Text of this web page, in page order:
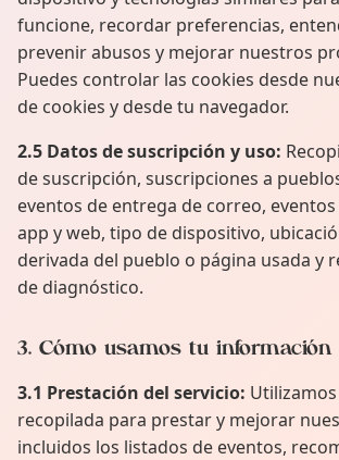
funcione, recordar preferencias,
prevenir abusos y mejorar nuestros
Puedes controlar las cookies desde
de cookies y desde tu navegador.
2.5 Datos de suscripción y uso:
de suscripción, suscripciones a
eventos de entrega de correo,
app y web, tipo de dispositivo,
derivada del pueblo o página usada y
de diagnóstico.
3. Cómo usamos tu información
3.1 Prestación del servicio:
recopilada para prestar y mejorar
incluidos los listados de eventos,